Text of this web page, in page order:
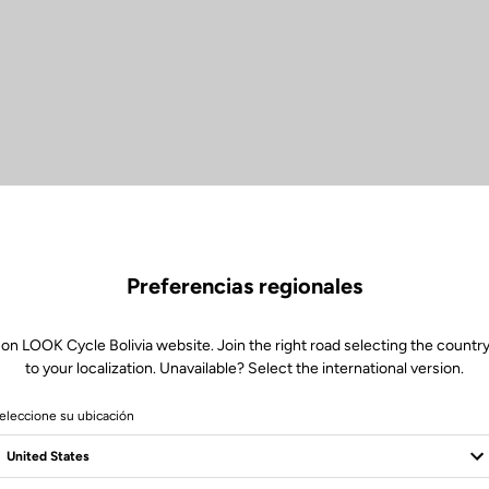
Preferencias regionales
on LOOK Cycle Bolivia website. Join the right road selecting the
to your localization. Unavailable? Select the international version.
su ubicación